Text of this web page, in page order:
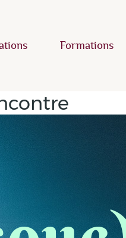
Formations